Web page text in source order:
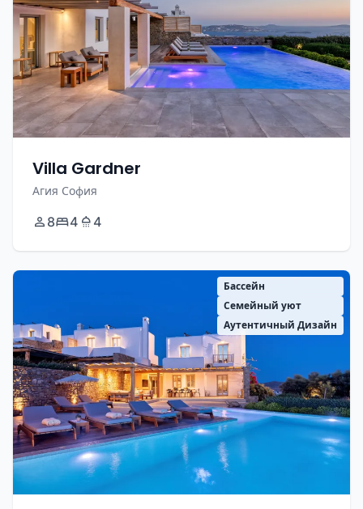
Villa Gardner
Агия София
8 4 4
Бассейн
Семейный уют
Аутентичный Дизайн